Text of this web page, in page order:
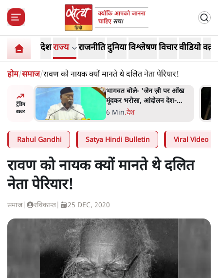
देशराज्य राजनीतिदुनियाविश्लेषणविचारवीडियो
होम/समाज/रावण को नायक क्यों मानते थे दलित नेता पेरियार!
ट्रेंडिंग
ख़बर
बोले थे-
अतीक अहमद के बेटे अबान अहमद
की सड़क हादसे में मौत, जेल में बंद
भाई से मिलने जा रहे थे
5 Min.उत्तर प्रदेश
Rahul Gandhi Satya Hindi Bulletin Viral Video
रावण को नायक क्यों मानते थे दलित
नेता पेरियार!
समाज| रविकान्त 25 DEC, 2020